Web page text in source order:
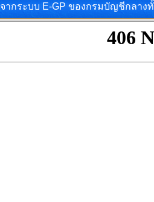
ากระบบ E-GP ของกรมบัญชีกลาง